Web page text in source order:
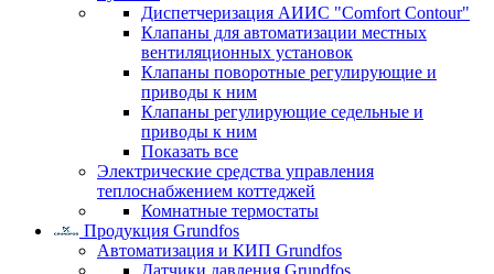
Диспетчеризация АИИС "Comfort Contour"
Клапаны для автоматизации местных
вентиляционных установок
Клапаны поворотные регулирующие и
приводы к ним
Клапаны регулирующие седельные и
приводы к ним
Показать все
Электрические средства управления
теплоснабжением коттеджей
Комнатные термостаты
Продукция Grundfos
Автоматизация и КИП Grundfos
Датчики давления Grundfos